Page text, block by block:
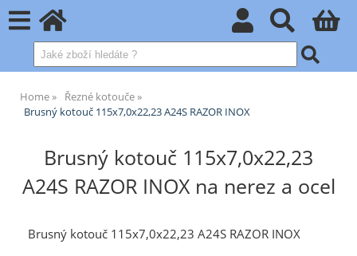
Home
Řezné kotouče
Brusný kotouč 115x7,0x22,23 A24S RAZOR INOX
Brusný kotouč 115x7,0x22,23
A24S RAZOR INOX na nerez a ocel
Brusný kotouč 115x7,0x22,23 A24S RAZOR INOX